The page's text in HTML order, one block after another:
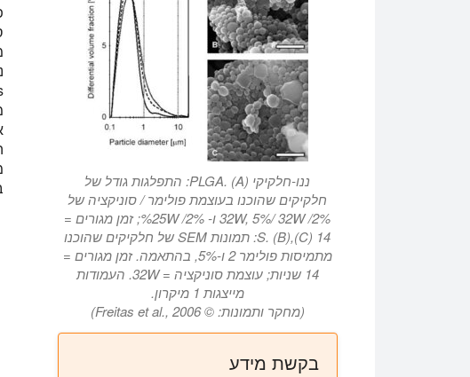
ננו-חלקיקי PLGA. (A): התפלגות גודל של
חלקיקים שהוכנו בעוצמת פולימר / סוניקציה של
2%/ 32W, 5%/ 32W ו- 2%/ 25W%; זמן מגורים =
14 S. (B),(C): תמונות SEM של חלקיקים שהוכנו
מתמיסות פולימר 2 ו-5%, בהתאמה. זמן מגורים =
14 שניות; עוצמת סוניקציה = 32W. העמודות
מייצגות 1 מיקרון.
(מחקר ותמונות: © Freitas et al., 2006)
בקשת מידע